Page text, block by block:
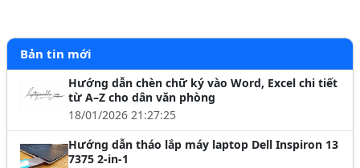
Bản tin mới
Hướng dẫn chèn chữ ký vào Word, Excel chi tiết
từ A–Z cho dân văn phòng
18/01/2026 21:27:25
Hướng dẫn tháo lắp máy laptop Dell Inspiron 13
7375 2-in-1